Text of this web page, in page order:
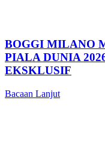
BOGGI MILANO
PIALA DUNIA
EKSKLUSIF
Bacaan Lanjut